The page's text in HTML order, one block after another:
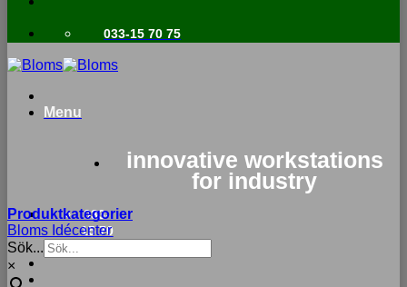
033-15 70 75
Menu
innovative workstations
for industry
033-
15 70
Produktkategorier
Bloms Idécenter
Sök...
×